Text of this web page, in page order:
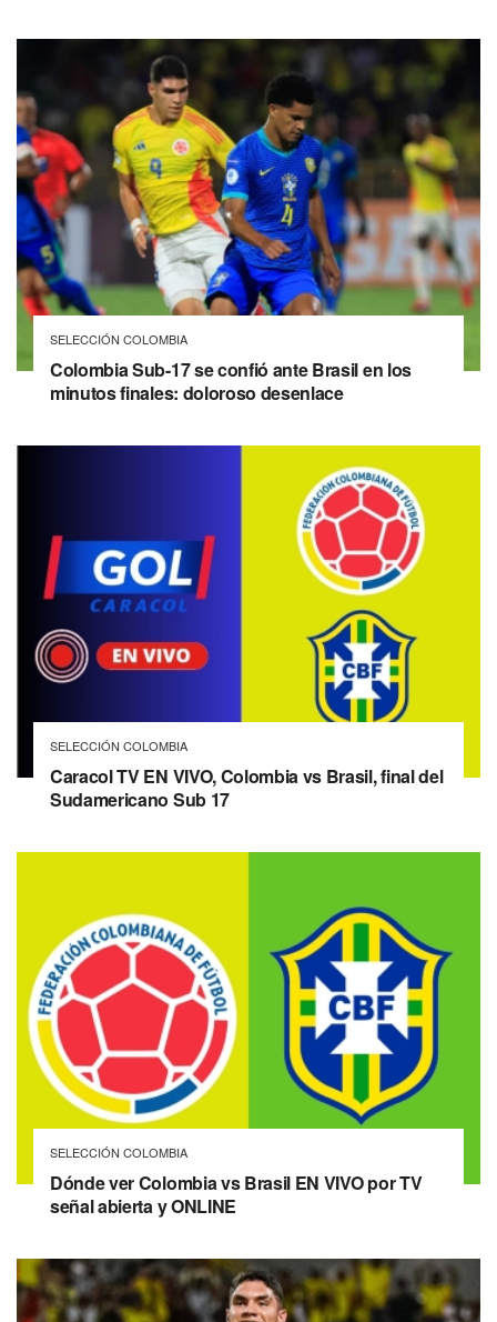
SELECCIÓN COLOMBIA
Colombia Sub-17 se confió ante Brasil en los
minutos finales: doloroso desenlace
SELECCIÓN COLOMBIA
Caracol TV EN VIVO, Colombia vs Brasil, final del
Sudamericano Sub 17
SELECCIÓN COLOMBIA
Dónde ver Colombia vs Brasil EN VIVO por TV
señal abierta y ONLINE